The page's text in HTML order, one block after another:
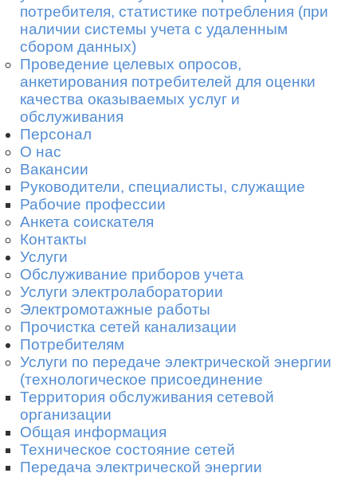
потребителя, статистике потребления (при
наличии системы учета с удаленным
сбором данных)
Проведение целевых опросов,
анкетирования потребителей для оценки
качества оказываемых услуг и
обслуживания
Персонал
О нас
Вакансии
Руководители, специалисты, служащие
Рабочие профессии
Анкета соискателя
Контакты
Услуги
Обслуживание приборов учета
Услуги электролаборатории
Электромотажные работы
Прочистка сетей канализации
Потребителям
Услуги по передаче электрической энергии
(технологическое присоединение
Территория обслуживания сетевой
организации
Общая информация
Техническое состояние сетей
Передача электрической энергии
Отправить